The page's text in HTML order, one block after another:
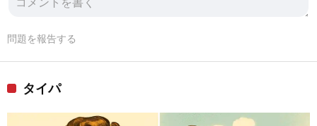
問題を報告する
タイパ